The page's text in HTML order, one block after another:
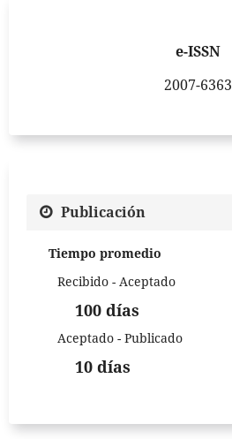
e-ISSN
2007-6363
Publicación
Tiempo promedio
Recibido - Aceptado
100 días
Aceptado - Publicado
10 días